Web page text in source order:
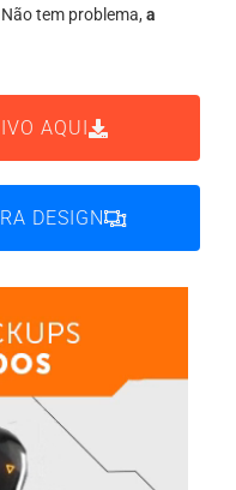
tem problema, a
AQUI
DESIGN